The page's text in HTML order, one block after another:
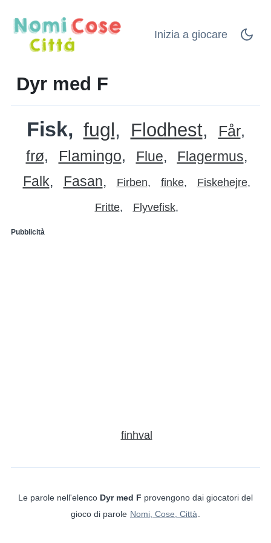
Inizia a giocare
Dyr med F
Fisk fugl Flodhest
Får
frø
Flamingo Flue
Flagermus
Falk
Fasan Firben finke Fiskehejre
Fritte Flyvefisk
Pubblicità
finhval
Le parole nell'elenco Dyr med F provengono dai giocatori del
gioco di parole Nomi, Cose, Città